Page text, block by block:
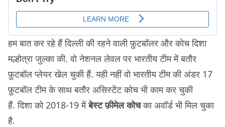
हम बात कर रहे हैं दिल्ली की रहने वाली फ़ुटबॉलर और कोच दिशा
मल्होत्रा जुल्का की. वो नेशनल लेवल पर भारतीय टीम में बतौर
फ़ुटबॉल प्लेयर खेल चुकी हैं. यही नहीं वो भारतीय टीम की अंडर 17
फ़ुटबॉल टीम के साथ बतौर असिस्टेंट कोच भी काम कर चुकी
हैं. दिशा को 2018-19 मेंबेस्ट फ़ीमेल कोचका अवॉर्ड भी मिल चुका
है.